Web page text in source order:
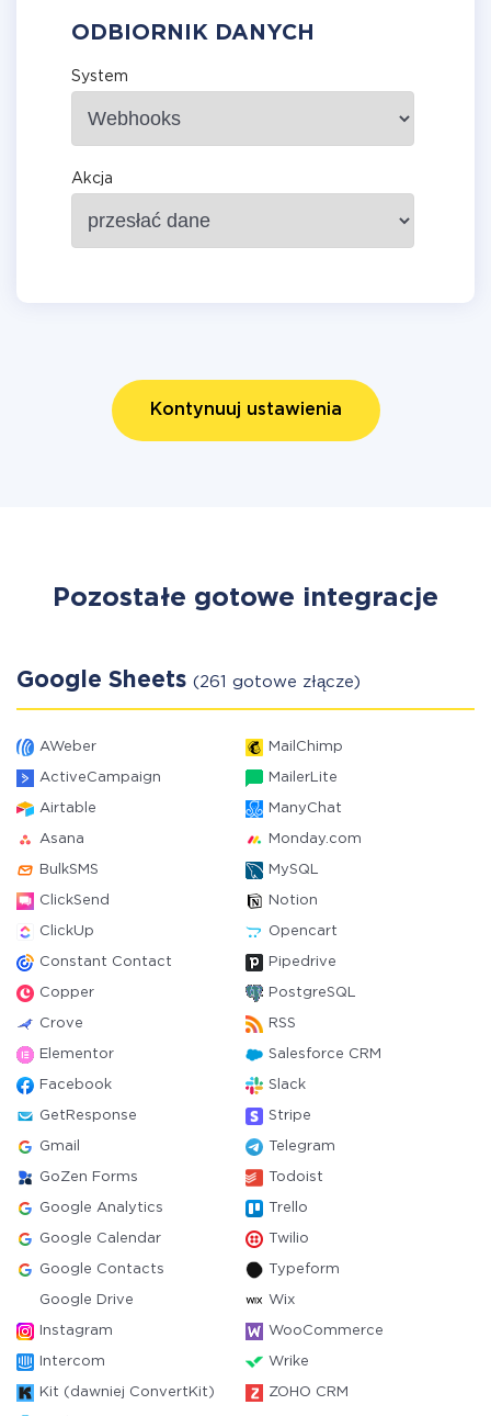
ODBIORNIK DANYCH
System
Akcja
Kontynuuj ustawienia
Pozostałe gotowe integracje
Google Sheets (261 gotowe złącze)
AWeber MailChimp
ActiveCampaign MailerLite
Airtable ManyChat
Asana Monday.com
BulkSMS MySQL
ClickSend Notion
ClickUp Opencart
Constant Contact Pipedrive
Copper PostgreSQL
Crove RSS
Elementor Salesforce CRM
Facebook Slack
GetResponse Stripe
Gmail Telegram
GoZen Forms Todoist
Google Analytics Trello
Google Calendar Twilio
Google Contacts Typeform
Google Drive Wix
Instagram WooCommerce
Intercom Wrike
Kit (dawniej ConvertKit) ZOHO CRM